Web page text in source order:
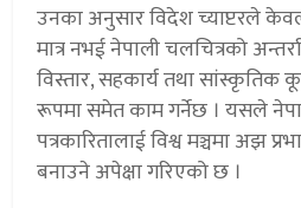
उनका अनुसार विदेश च्याप्टरले
मात्र नभई नेपाली चलचित्रको
विस्तार, सहकार्य तथा सांस्कृतिक
रूपमा समेत काम गर्नेछ । यसले
पत्रकारितालाई विश्व मञ्चमा अझ
बनाउने अपेक्षा गरिएको छ ।